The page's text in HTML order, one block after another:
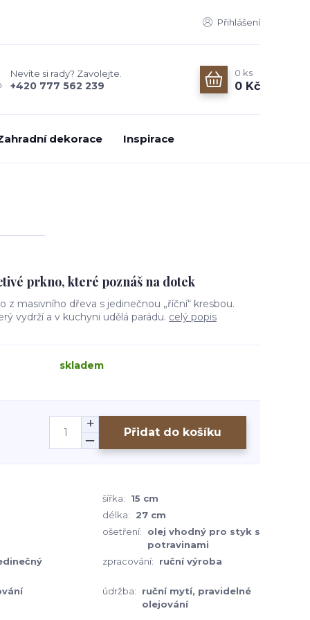
Přihlášení
Nevíte si rady? Zavolejte.
+420 777 562 239
0 ks
0 Kč
dekorace Inspirace
prkno, které poznáš na dotek
z masivního dřeva s jedinečnou „říční“ kresbou.
vydrží a v kuchyni udělá parádu. celý popis
skladem
Přidat do košíku
šířka:
15 cm
délka:
27 cm
ošetření:
olej vhodný pro styk s
potravinami
zpracování: ruční výroba
údržba:
ruční mytí, pravidelné
olejování